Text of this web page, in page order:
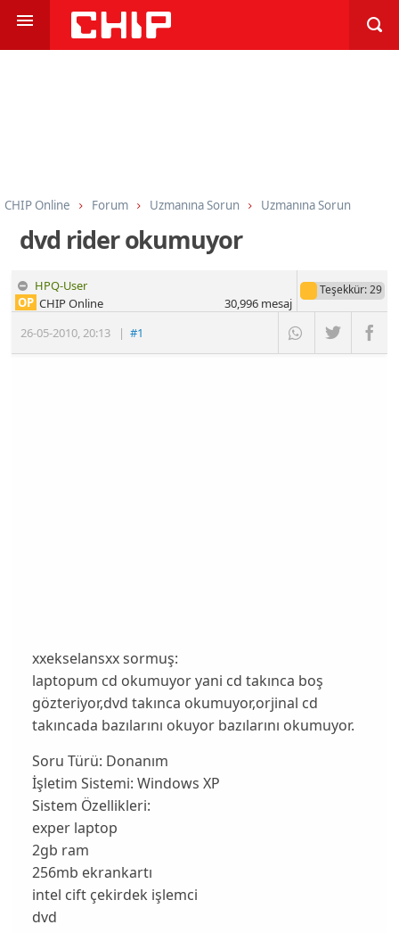
CHIP Online Forum Uzmanına Sorun Uzmanına Sorun
dvd rider okumuyor
HPQ-User
26-05-2010,20:13 |#1
OP CHIP Online
Teşekkür: 29
30,996mesaj
xxekselansxx sormuş:
laptopum cd okumuyor yani cd takınca boş
gözteriyor,dvd takınca okumuyor,orjinal cd
takıncada bazılarını okuyor bazılarını okumuyor.
Soru Türü: Donanım
İşletim Sistemi: Windows XP
Sistem Özellikleri:
exper laptop
2gb ram
256mb ekrankartı
intel cift çekirdek işlemci
dvd